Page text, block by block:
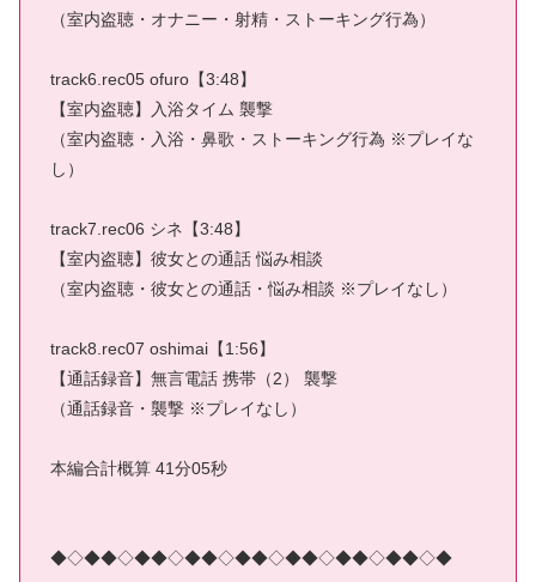
（室内盗聴・オナニー・射精・ストーキング行為）
track6.rec05 ofuro【3:48】
【室内盗聴】入浴タイム 襲撃
（室内盗聴・入浴・鼻歌・ストーキング行為 ※プレイな
し）
track7.rec06 シネ【3:48】
【室内盗聴】彼女との通話 悩み相談
（室内盗聴・彼女との通話・悩み相談 ※プレイなし）
track8.rec07 oshimai【1:56】
【通話録音】無言電話 携帯（2） 襲撃
（通話録音・襲撃 ※プレイなし）
本編合計概算 41分05秒
◆◇◆◆◇◆◆◇◆◆◇◆◆◇◆◆◇◆◆◇◆◆◇◆